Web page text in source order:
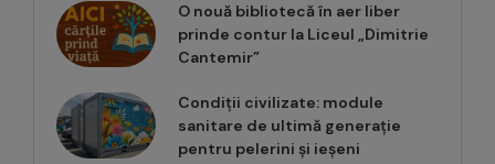
O nouă bibliotecă în aer liber
prinde contur la Liceul „Dimitrie
Cantemir”
Condiții civilizate: module
sanitare de ultimă generație
pentru pelerini și ieșeni